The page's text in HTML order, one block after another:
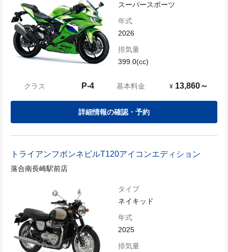
スーパースポーツ
年式
2026
排気量
399.0(cc)
クラス P-4 基本料金 ¥ 13,860～
詳細情報の確認・予約
トライアンフボンネビルT120アイコンエディション
落合南長崎駅前店
タイプ
ネイキッド
年式
2025
排気量